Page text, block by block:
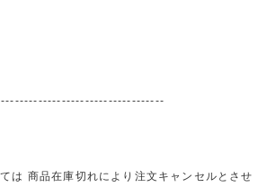
は 商品在庫切れにより注文キャンセルとさせ